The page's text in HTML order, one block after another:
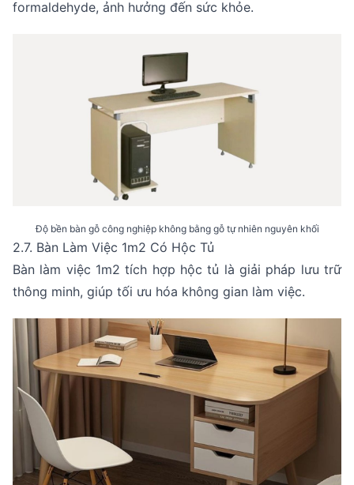
formaldehyde, ảnh hưởng đến sức khỏe.
Độ bền bàn gỗ công nghiệp không bằng gỗ tự nhiên nguyên khối
2.7. Bàn Làm Việc 1m2 Có Hộc Tủ
Bàn làm việc 1m2 tích hợp hộc tủ là giải pháp lưu trữ
thông minh, giúp tối ưu hóa không gian làm việc.